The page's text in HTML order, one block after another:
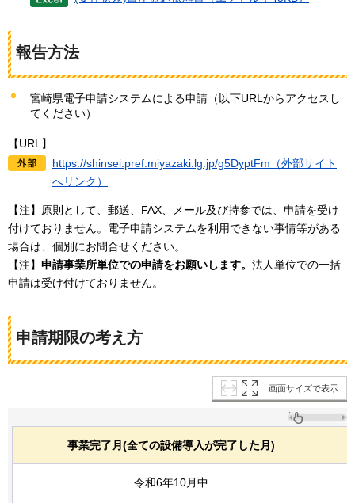
報告方法
宮崎県電子申請システムによる申請（以下URLからアクセスし
てください）
【URL】
https://shinsei.pref.miyazaki.lg.jp/g5DyptFm（外部サイト
へリンク）
【注】原則として、郵送、FAX、メール及び持参では、申請を受け
付けておりません。電子申請システムを利用できない事情等がある
場合は、個別にお問合せください。
【注】 申請事業所単位での申請をお願いします。 法人単位での一括
申請は受け付けておりません。
申請期限の考え方
画面サイズで表示
事業完了月(全ての設備導入が完了した月)
令和6年10月中